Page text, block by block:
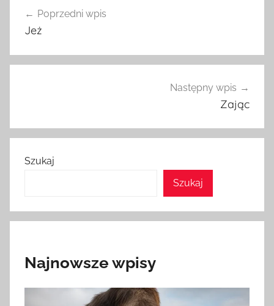
wpisu
Poprzedni wpis
Jeż
Następny wpis
Zając
Szukaj
Szukaj
Najnowsze wpisy